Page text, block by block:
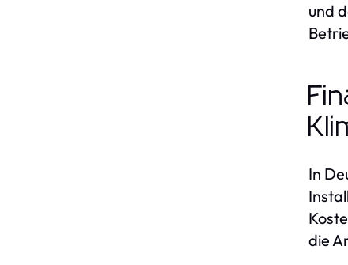
und
In
die